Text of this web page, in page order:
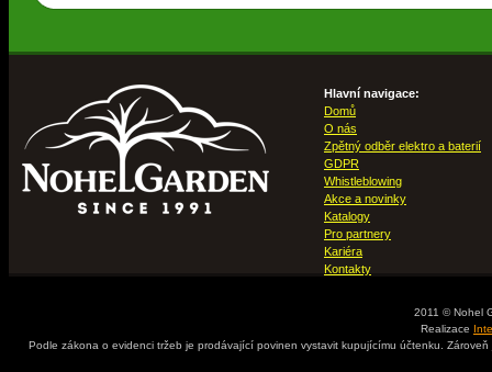
Hlavní navigace:
Domů
O nás
Zpětný odběr elektro a baterií
GDPR
Whistleblowing
Akce a novinky
Katalogy
Pro partnery
Kariéra
Kontakty
2011 © Nohel
Realizace
Podle zákona o evidenci tržeb je prodávající povinen vystavit kupujícímu účtenku.